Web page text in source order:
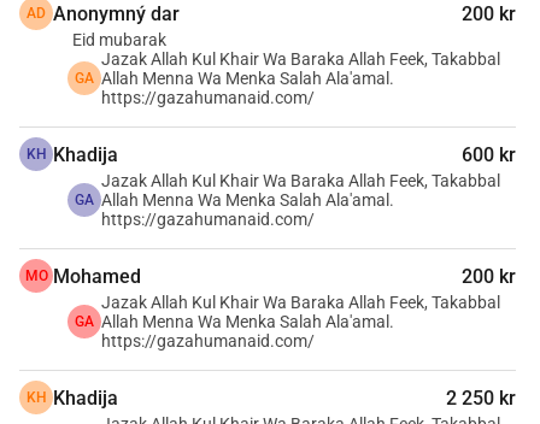
Náš oddaný tím je odhodlaný posilniť našu vec a
zabezpečiť čo najväčšiu podporu. Naším zameraním je
poskytovanie základných potrieb a služieb deťom, ženám,
starším a zraneným. V súčasnosti zbierame prostriedky na
vŕtanie studní, implementáciu riešení solárnej energie pre
vodné čerpadlá a poskytovanie elektriny na nabíjanie
mobilných telefónov a osvetlenie prístreškov.
Vaša podpora môže zmeniť životy. Spoločne môžeme
priniesť nádej a základnú pomoc obyvateľom Gazy.
Pridajte sa k nám a vytvorte trvalý dopad.
AD Anonymný dar 200 kr
Eid mubarak
GA
Jazak Allah Kul Khair Wa Baraka Allah Feek, Takabbal
Allah Menna Wa Menka Salah Ala'amal.
https://gazahumanaid.com/
KH Khadija 600 kr
GA
Jazak Allah Kul Khair Wa Baraka Allah Feek, Takabbal
Allah Menna Wa Menka Salah Ala'amal.
https://gazahumanaid.com/
MO Mohamed 200 kr
GA
Jazak Allah Kul Khair Wa Baraka Allah Feek, Takabbal
Allah Menna Wa Menka Salah Ala'amal.
https://gazahumanaid.com/
KH Khadija 2 250 kr